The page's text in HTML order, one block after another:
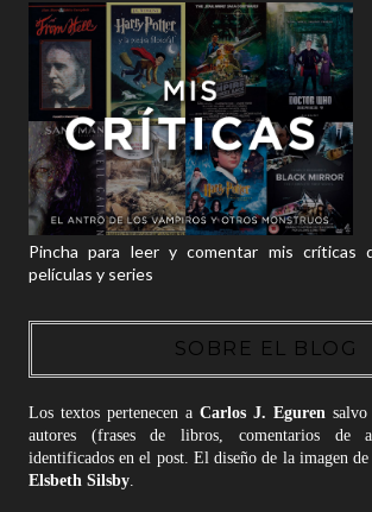
Pincha para leer y comentar mis críticas
películas y series
SOBRE EL BLOG
Los textos pertenecen a Carlos J. Eguren
autores (frases de libros, comentarios de
identificados en el post. El diseño de la imagen de
Elsbeth Silsby.